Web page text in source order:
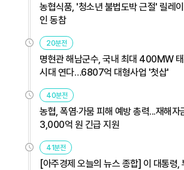
농협식품, '청소년 불법도박 근절' 릴레
인 동참
20분전
명현관 해남군수, 국내 최대 400MW
시대 연다…6807억 대형사업 '첫삽'
40분전
농협, 폭염·가뭄 피해 예방 총력...재해자
3,000억 원 긴급 지원
41분전
[아주경제 오늘의 뉴스 종합] 이 대통령,